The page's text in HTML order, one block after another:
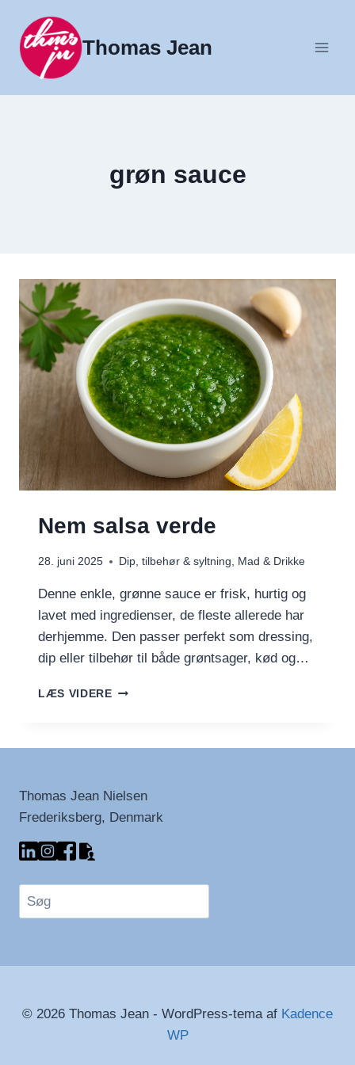
indhold
Thomas Jean
grøn sauce
Nem salsa verde
28. juni 2025 Dip, tilbehør & syltning, Mad & Drikke
Denne enkle, grønne sauce er frisk, hurtig og
lavet med ingredienser, de fleste allerede har
derhjemme. Den passer perfekt som dressing,
dip eller tilbehør til både grøntsager, kød og…
LÆS VIDERENEM
Thomas Jean Nielsen
Frederiksberg, Denmark
Søg
© 2026 Thomas Jean - WordPress-tema af Kadence
WP